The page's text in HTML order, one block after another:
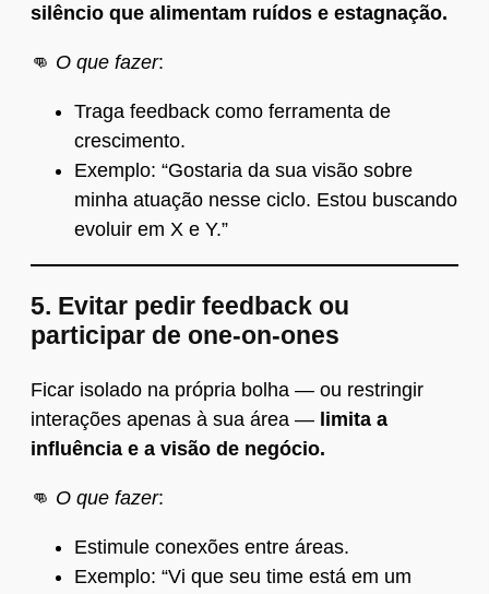
silêncio que alimentam ruídos e estagnação.
👊 O que fazer:
Traga feedback como ferramenta de
crescimento.
Exemplo: “Gostaria da sua visão sobre
minha atuação nesse ciclo. Estou buscando
evoluir em X e Y.”
5. Evitar pedir feedback ou
participar de one‑on‑ones
Ficar isolado na própria bolha — ou restringir
interações apenas à sua área — limita a
influência e a visão de negócio.
👊 O que fazer:
Estimule conexões entre áreas.
Exemplo: “Vi que seu time está em um